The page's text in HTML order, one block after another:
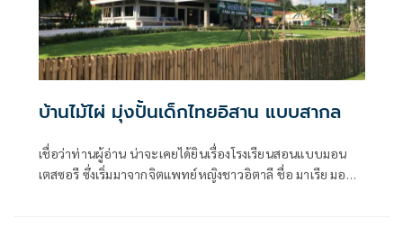
บ้านไม้ไผ่ มุ่งปั้นเด็กไทยอิสาน แบบสากล
เชื่อว่าท่านผู้อ่าน น่าจะเคยได้ยินเรื่องโรงเรียนสอนแบบมอน
เตสซอรี ซึ่งเริ่มมาจากจิตแพทย์หญิงชาวอิตาลี ชื่อ มาเรีย มอน